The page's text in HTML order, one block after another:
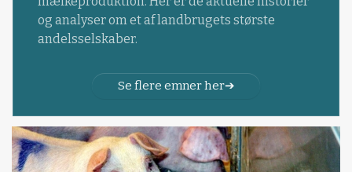
og analyser om et af landbrugets største
andelsselskaber.
Se flere emner her